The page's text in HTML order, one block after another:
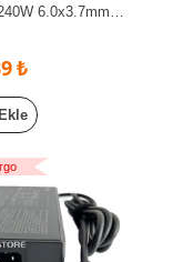
6.0x3.7mm
₺